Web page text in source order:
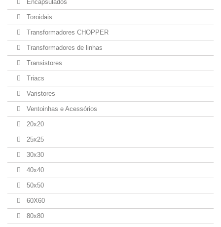
Encapsulados
Toroidais
Transformadores CHOPPER
Transformadores de linhas
Transistores
Triacs
Varistores
Ventoinhas e Acessórios
20x20
25x25
30x30
40x40
50x50
60X60
80x80